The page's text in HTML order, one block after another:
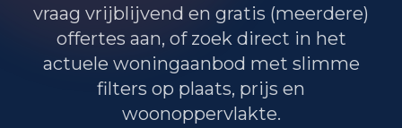
Vervoer, informatie en communicatie
Financiele diensten en onroerendgoed 3.235
Cultuur, recreatie en overige diensten
vraag vrijblijvend en gratis (meerdere)
offertes aan, of zoek direct in het
actuele woningaanbod met slimme
filters op plaats, prijs en
woonoppervlakte.